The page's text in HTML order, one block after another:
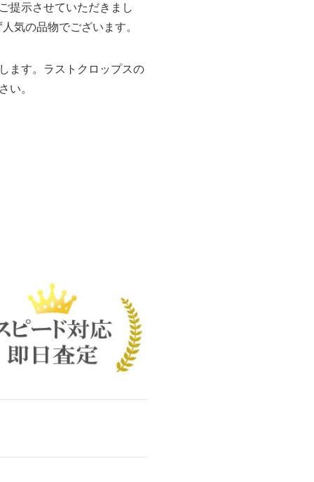
提示させていただきまし
気の品物でございます。
ます。ラストクロップスの
い。